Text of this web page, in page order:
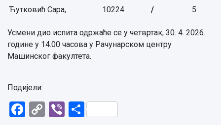
Ћутковић Сара,
10224 / 5
Усмени дио испита одржаће се у четвртак, 30. 4. 2026.
године у 14.00 часова у Рачунарском центру
Машинског факултета.
Подијели:
Facebook
CopyViberShare